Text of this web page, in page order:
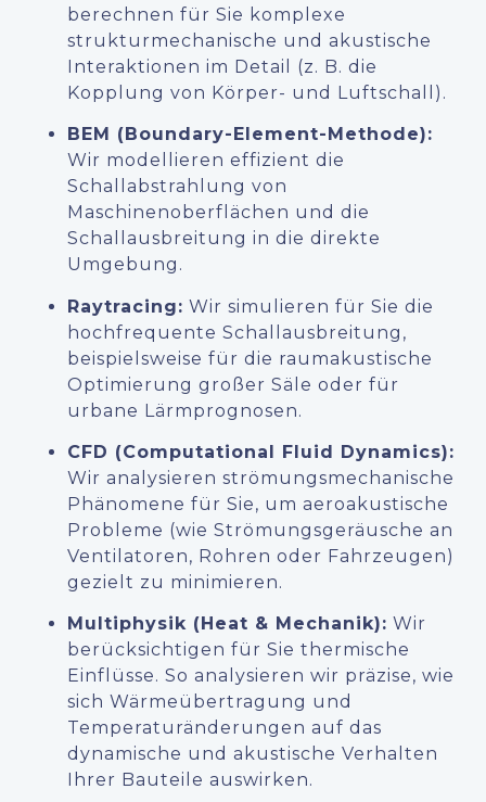
berechnen für Sie komplexe
strukturmechanische und akustische
Interaktionen im Detail (z. B. die
Kopplung von Körper- und Luftschall).
BEM (Boundary-Element-Methode):
Wir modellieren effizient die
Schallabstrahlung von
Maschinenoberflächen und die
Schallausbreitung in die direkte
Umgebung.
Raytracing: Wir simulieren für Sie die
hochfrequente Schallausbreitung,
beispielsweise für die raumakustische
Optimierung großer Säle oder für
urbane Lärmprognosen.
CFD (Computational Fluid Dynamics):
Wir analysieren strömungsmechanische
Phänomene für Sie, um aeroakustische
Probleme (wie Strömungsgeräusche an
Ventilatoren, Rohren oder Fahrzeugen)
gezielt zu minimieren.
Multiphysik (Heat & Mechanik): Wir
berücksichtigen für Sie thermische
Einflüsse. So analysieren wir präzise, wie
sich Wärmeübertragung und
Temperaturänderungen auf das
dynamische und akustische Verhalten
Ihrer Bauteile auswirken.